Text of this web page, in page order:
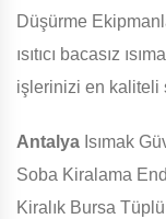
Düşürme
ısıtıcı bacasız
işlerinizi en kaliteli
Antalya Isımak
Soba Kiralama
Kiralık Bursa